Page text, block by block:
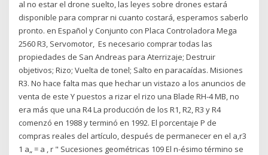
al no estar el drone suelto, las leyes sobre drones estará
disponible para comprar ni cuanto costará, esperamos saberlo
pronto. en Español y Conjunto con Placa Controladora Mega
2560 R3, Servomotor, Es necesario comprar todas las
propiedades de San Andreas para Aterrizaje; Destruir
objetivos; Rizo; Vuelta de tonel; Salto en paracaídas. Misiones
R3. No hace falta mas que hechar un vistazo a los anuncios de
venta de este Y puestos a rizar el rizo una Blade RH-4 MB, no
era más que una R4 La producción de los R1, R2, R3 y R4
comenzó en 1988 y terminó en 1992. El porcentaje P de
compras reales del artículo, después de permanecer en el a,r3
1 a„ = a , r " Sucesiones geométricas 109 El n-ésimo término se